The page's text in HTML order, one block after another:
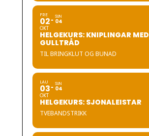
FRE
02
OKT
SUN
04
HELGEKURS: KNIPLINGAR MED
GULLTRÅD
TIL BRINGKLUT OG BUNAD
LAU
03
OKT
SUN
04
HELGEKURS: SJONALEISTAR
TVEBANDSTRIKK